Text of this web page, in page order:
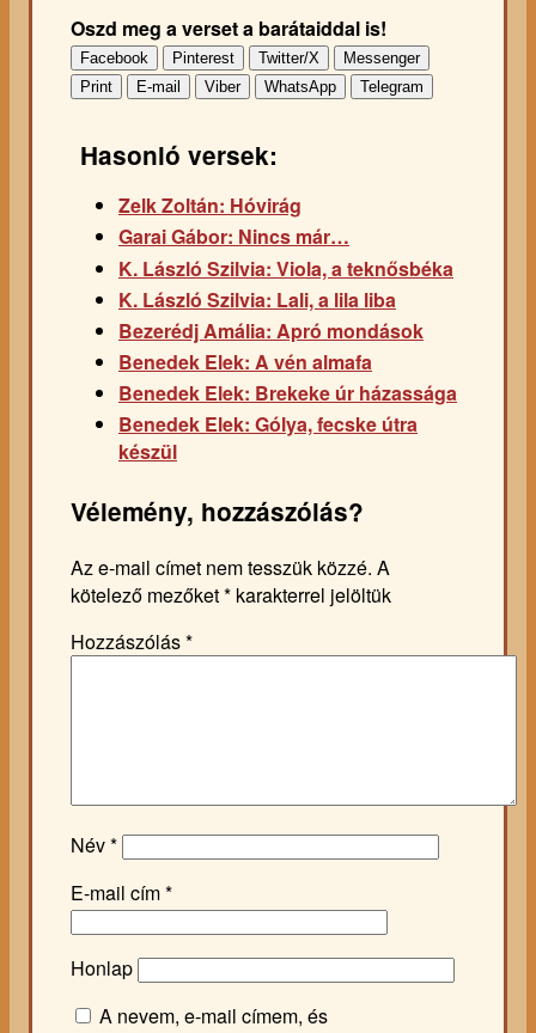
Oszd meg a verset a barátaiddal is!
Facebook Pinterest Twitter/X
Messenger
Print
E-mail Viber WhatsApp Telegram
Hasonló versek:
Zelk Zoltán: Hóvirág
Garai Gábor: Nincs már…
K. László Szilvia: Viola, a teknősbéka
K. László Szilvia: Lali, a lila liba
Bezerédj Amália: Apró mondások
Benedek Elek: A vén almafa
Benedek Elek: Brekeke úr házassága
Benedek Elek: Gólya, fecske útra
készül
Vélemény, hozzászólás?
Az e-mail címet nem tesszük közzé. A
kötelező mezőket* karakterrel jelöltük
Hozzászólás*
Név*
E-mail cím*
Honlap
A nevem, e-mail címem, és